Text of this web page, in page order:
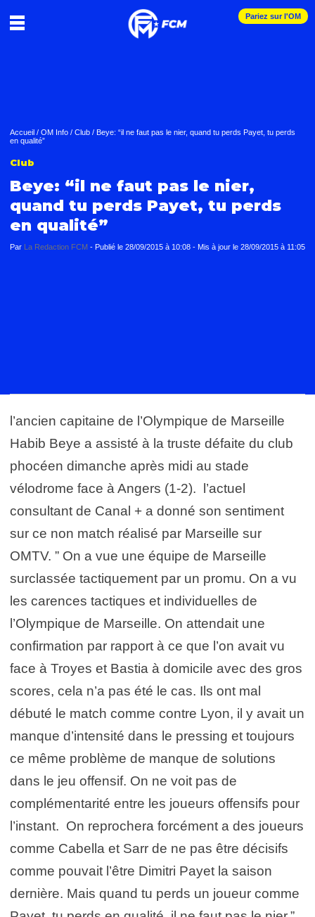
Pariez sur l'OM
Accueil / OM Info / Club / Beye: “il ne faut pas le nier, quand tu perds Payet, tu perds
en qualité”
Club
Beye: “il ne faut pas le nier,
quand tu perds Payet, tu perds
en qualité”
Par La Redaction FCM - Publié le 28/09/2015 à 10:08 - Mis à jour le 28/09/2015 à 11:05
l’ancien capitaine de l’Olympique de Marseille
Habib Beye a assisté à la truste défaite du club
phocéen dimanche après midi au stade
vélodrome face à Angers (1-2). l’actuel
consultant de Canal + a donné son sentiment
sur ce non match réalisé par Marseille sur
OMTV. ” On a vue une équipe de Marseille
surclassée tactiquement par un promu. On a vu
les carences tactiques et individuelles de
l’Olympique de Marseille. On attendait une
confirmation par rapport à ce que l’on avait vu
face à Troyes et Bastia à domicile avec des gros
scores, cela n’a pas été le cas. Ils ont mal
débuté le match comme contre Lyon, il y avait un
manque d’intensité dans le pressing et toujours
ce même problème de manque de solutions
dans le jeu offensif. On ne voit pas de
complémentarité entre les joueurs offensifs pour
l’instant. On reprochera forcément a des joueurs
comme Cabella et Sarr de ne pas être décisifs
comme pouvait l’être Dimitri Payet la saison
dernière. Mais quand tu perds un joueur comme